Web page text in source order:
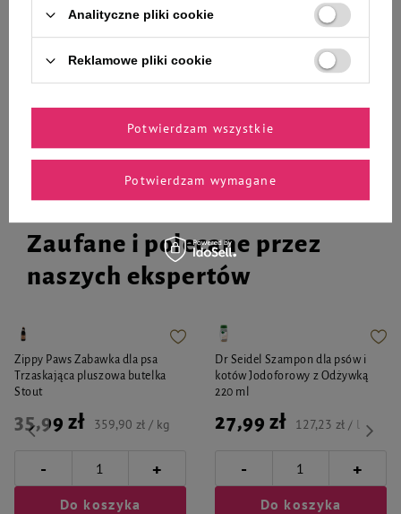
41,99 zł
- +
41,19 zł / kg
Zaufane i polecane przez
naszych ekspertów
Zippy Paws Zabawka dla psa
Trzaskająca pluszowa butelka
Stout
35,99 zł 359,90 zł / kg
- +
Do koszyka
Dr Seidel Szampon dla psów i
kotów Jodoforowy z Odżywką
220 ml
27,99 zł 127,23 zł / l
- +
Do koszyka
Analityczne pliki cookie
Reklamowe pliki cookie
Potwierdzam wymagane
Potwierdzam wszystkie